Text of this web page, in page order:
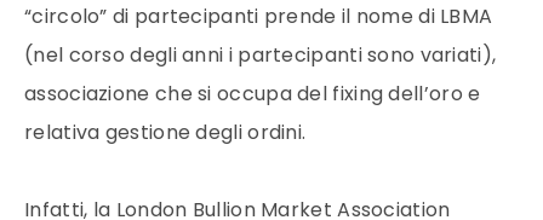
“circolo” di partecipanti prende il nome di LBMA
(nel corso degli anni i partecipanti sono variati),
associazione che si occupa del fixing dell’oro e
relativa gestione degli ordini.
Infatti, la London Bullion Market Association